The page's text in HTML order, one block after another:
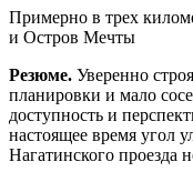
Примерно в трех
и Остров Мечты
Резюме. Уверенно
планировки и мало
доступность и
настоящее время угол
Нагатинского проезда